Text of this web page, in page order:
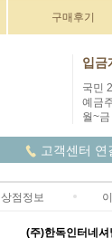
구매후기
입금
국민
예금
월~
고객센터 연
상점정보
(주)한독인터네셔